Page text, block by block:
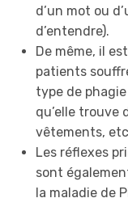
d’un mot ou
d’entendre).
De même, il
patients
type de
qu’elle trouve
vêtements,
Les réflexes
sont
la maladie de